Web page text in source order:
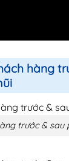
hàng
trước &